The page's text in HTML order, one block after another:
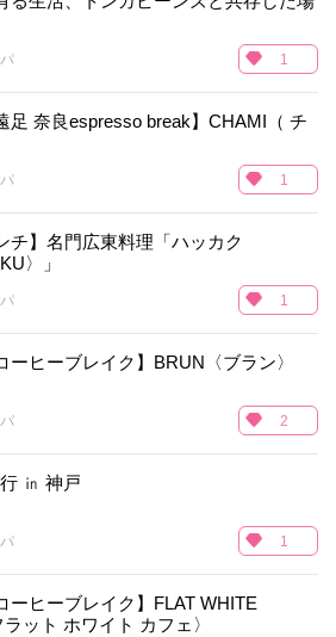
1
足 奈良espresso break】CHAMI（ チ
1
チ】名門広東料理「ハッカク
〉」
1
ーヒーブレイク】BRUN〈ブラン〉
2
㏌ 神戸
1
ーヒーブレイク】FLAT WHITE
ット ホワイト カフェ〉